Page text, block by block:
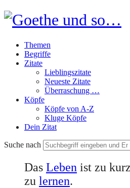
Goethe
und
so…
Themen
Begriffe
Zitate
Lieblingszitate
Neueste Zitate
Überraschung …
Köpfe
Köpfe von A-Z
Kluge Köpfe
Dein Zitat
Suche nach
Das Leben ist zu
zu lernen.